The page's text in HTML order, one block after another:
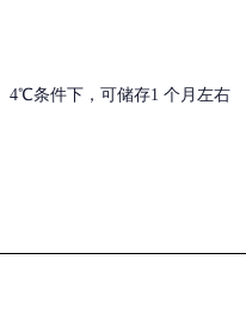
4℃条件下，可储存1 个月左右